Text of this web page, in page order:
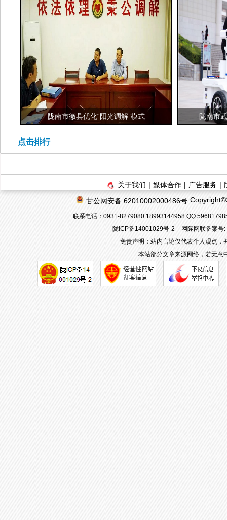
陇南市徽县优化“阳光调解”模式 陇南市
点击排行
关于我们 | 媒体合作 | 广告服务 |
甘公网安备 62010002000486号
联系电话：0931-8279080 18993144958
陇ICP备14001029号-2
网际网联备案
免责声明：站内言论仅代表个人观点，
本站部分文章来源网络，若无意